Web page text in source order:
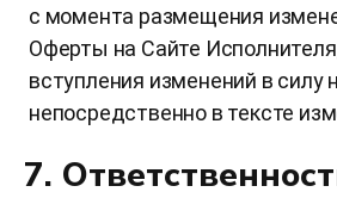
с момента размещения
Оферты на Сайте
вступления изменений в силу
непосредственно в тексте
7.